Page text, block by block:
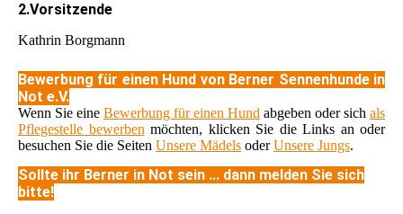
2.Vorsitzende
Kathrin Borgmann
Bewerbung für einen Hund von Berner Sennenhunde in
Not e.V.
Wenn Sie eine Bewerbung für einen Hund abgeben oder sich als
Pflegestelle bewerben möchten, klicken Sie die Links an oder
besuchen Sie die Seiten Unsere Mädels oderUnsere Jungs.
Sollte ihr Berner in Not sein ... dann melden Sie sich
bitte!